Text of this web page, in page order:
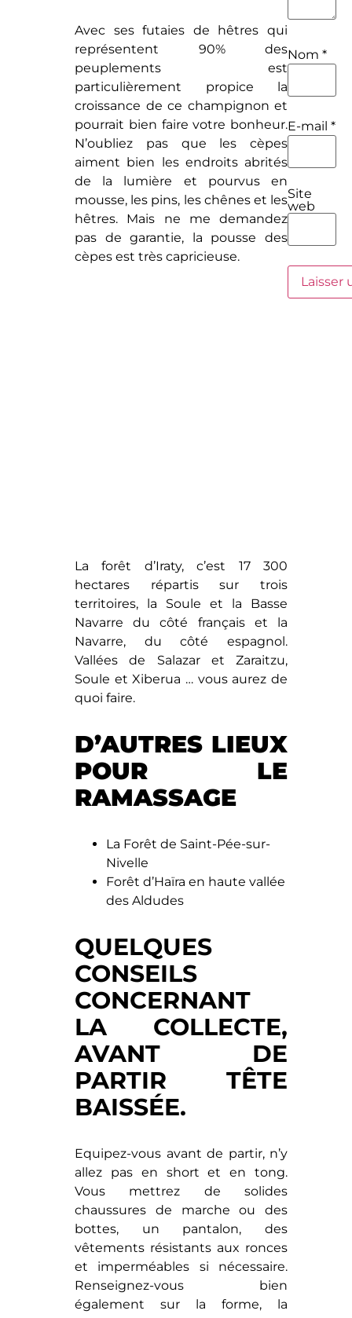
Avec ses futaies de hêtres qui
représentent 90% des
peuplements est
particulièrement propice la
croissance de ce champignon et
pourrait bien faire votre bonheur.
N’oubliez pas que les cèpes
aiment bien les endroits abrités
de la lumière et pourvus en
mousse, les pins, les chênes et les
hêtres. Mais ne me demandez
pas de garantie, la pousse des
cèpes est très capricieuse.
La forêt d’Iraty, c’est 17 300
hectares répartis sur trois
territoires, la Soule et la Basse
Navarre du côté français et la
Navarre, du côté espagnol.
Vallées de Salazar et Zaraitzu,
Soule et Xiberua … vous aurez de
quoi faire.
D’AUTRES LIEUX
POUR LE
RAMASSAGE
La Forêt de Saint-Pée-sur-
Nivelle
Forêt d’Haïra en haute vallée
des Aldudes
QUELQUES
CONSEILS
CONCERNANT
LA COLLECTE,
AVANT DE
PARTIR TÊTE
BAISSÉE.
Equipez-vous avant de partir, n’y
allez pas en short et en tong.
Vous mettrez de solides
chaussures de marche ou des
bottes, un pantalon, des
vêtements résistants aux ronces
et imperméables si nécessaire.
Renseignez-vous bien
également sur la forme, la
Nom *
E-mail *
Site
web